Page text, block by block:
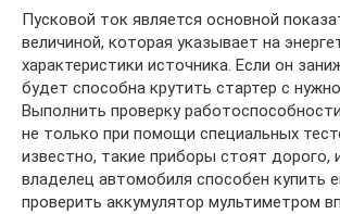
Пусковой ток является основной
величиной, которая указывает на
характеристики источника. Если он
будет способна крутить стартер с
Выполнить проверку
не только при помощи специальных
известно, такие приборы стоят дорого,
владелец автомобиля способен купить
проверить аккумулятор мультиметром